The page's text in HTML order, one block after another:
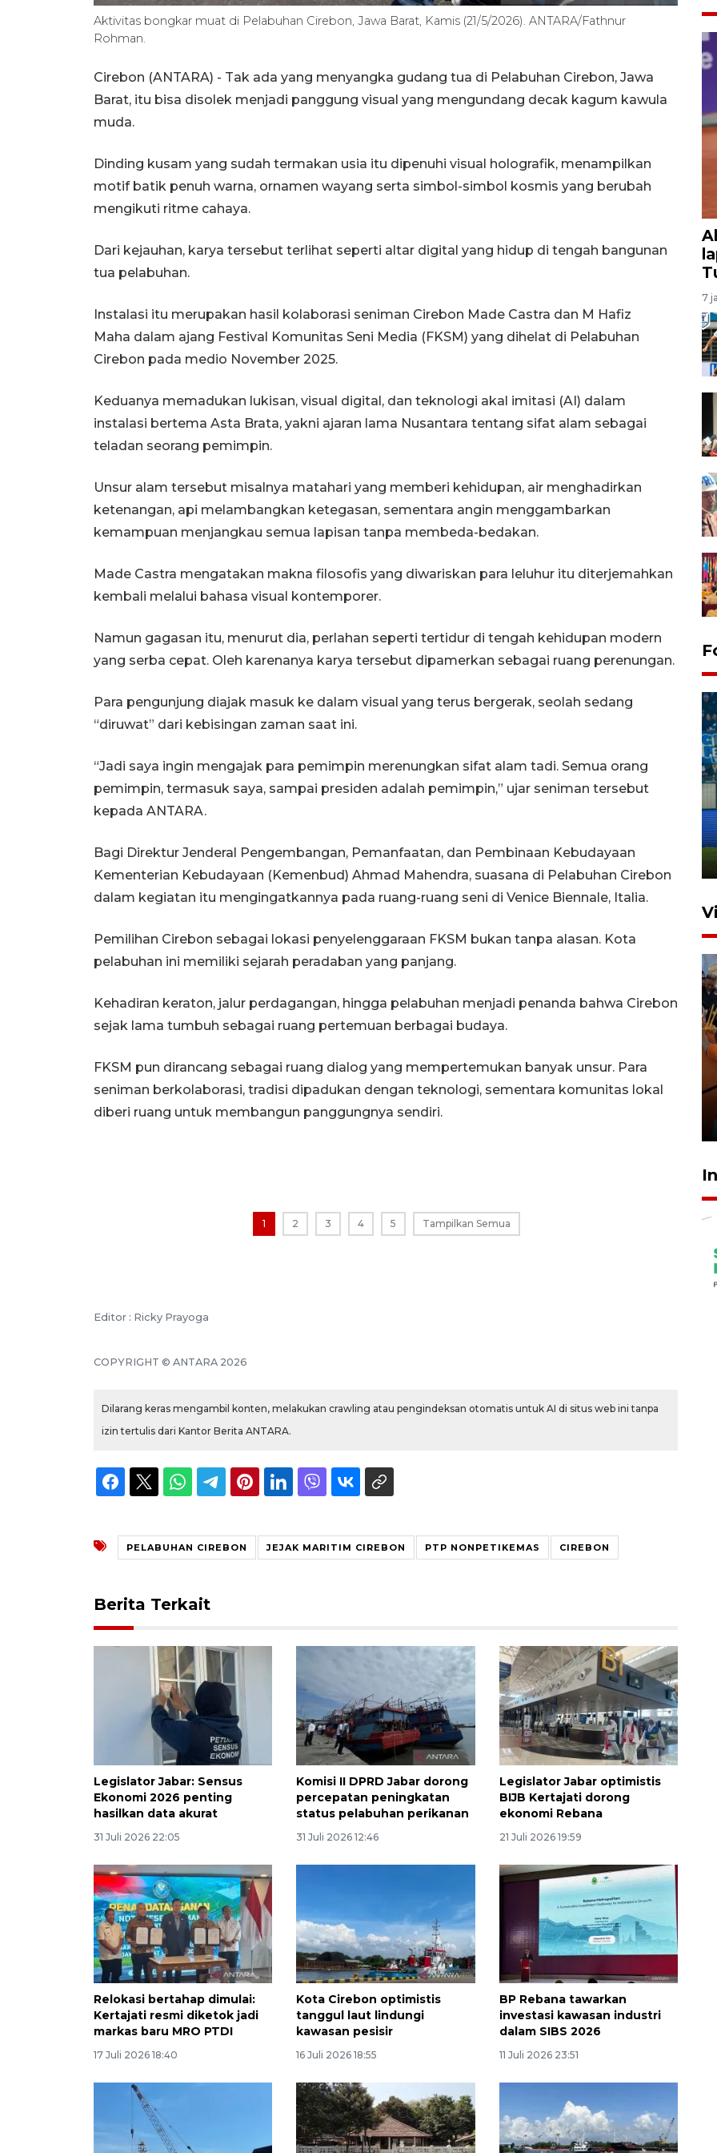
Aktivitas bongkar muat di Pelabuhan Cirebon, Jawa Barat, Kamis (21/5/2026). ANTARA/Fathnur
Rohman.
Cirebon (ANTARA) - Tak ada yang menyangka gudang tua di Pelabuhan Cirebon, Jawa
Barat, itu bisa disolek menjadi panggung visual yang mengundang decak kagum kawula
muda.
Dinding kusam yang sudah termakan usia itu dipenuhi visual holografik, menampilkan
motif batik penuh warna, ornamen wayang serta simbol-simbol kosmis yang berubah
mengikuti ritme cahaya.
Dari kejauhan, karya tersebut terlihat seperti altar digital yang hidup di tengah bangunan
tua pelabuhan.
Instalasi itu merupakan hasil kolaborasi seniman Cirebon Made Castra dan M Hafiz
Maha dalam ajang Festival Komunitas Seni Media (FKSM) yang dihelat di Pelabuhan
Cirebon pada medio November 2025.
Keduanya memadukan lukisan, visual digital, dan teknologi akal imitasi (AI) dalam
instalasi bertema Asta Brata, yakni ajaran lama Nusantara tentang sifat alam sebagai
teladan seorang pemimpin.
Unsur alam tersebut misalnya matahari yang memberi kehidupan, air menghadirkan
ketenangan, api melambangkan ketegasan, sementara angin menggambarkan
kemampuan menjangkau semua lapisan tanpa membeda-bedakan.
Made Castra mengatakan makna filosofis yang diwariskan para leluhur itu diterjemahkan
kembali melalui bahasa visual kontemporer.
Namun gagasan itu, menurut dia, perlahan seperti tertidur di tengah kehidupan modern
yang serba cepat. Oleh karenanya karya tersebut dipamerkan sebagai ruang perenungan.
Para pengunjung diajak masuk ke dalam visual yang terus bergerak, seolah sedang
“diruwat” dari kebisingan zaman saat ini.
“Jadi saya ingin mengajak para pemimpin merenungkan sifat alam tadi. Semua orang
pemimpin, termasuk saya, sampai presiden adalah pemimpin,” ujar seniman tersebut
kepada ANTARA.
Bagi Direktur Jenderal Pengembangan, Pemanfaatan, dan Pembinaan Kebudayaan
Kementerian Kebudayaan (Kemenbud) Ahmad Mahendra, suasana di Pelabuhan Cirebon
dalam kegiatan itu mengingatkannya pada ruang-ruang seni di Venice Biennale, Italia.
Pemilihan Cirebon sebagai lokasi penyelenggaraan FKSM bukan tanpa alasan. Kota
pelabuhan ini memiliki sejarah peradaban yang panjang.
Kehadiran keraton, jalur perdagangan, hingga pelabuhan menjadi penanda bahwa Cirebon
sejak lama tumbuh sebagai ruang pertemuan berbagai budaya.
FKSM pun dirancang sebagai ruang dialog yang mempertemukan banyak unsur. Para
seniman berkolaborasi, tradisi dipadukan dengan teknologi, sementara komunitas lokal
diberi ruang untuk membangun panggungnya sendiri.
1 2 3 4 5 Tampilkan Semua
Editor : Ricky Prayoga
COPYRIGHT © ANTARA 2026
Dilarang keras mengambil konten, melakukan crawling atau pengindeksan otomatis untuk AI di situs web ini tanpa
izin tertulis dari Kantor Berita ANTARA.
PELABUHAN CIREBON JEJAK MARITIM CIREBON PTP NONPETIKEMAS CIREBON
Berita Terkait
Legislator Jabar: Sensus
Ekonomi 2026 penting
hasilkan data akurat
31 Juli 2026 22:05
Komisi II DPRD Jabar dorong
percepatan peningkatan
status pelabuhan perikanan
31 Juli 2026 12:46
Legislator Jabar optimistis
BIJB Kertajati dorong
ekonomi Rebana
21 Juli 2026 19:59
Relokasi bertahap dimulai:
Kertajati resmi diketok jadi
markas baru MRO PTDI
17 Juli 2026 18:40
Kota Cirebon optimistis
tanggul laut lindungi
kawasan pesisir
16 Juli 2026 18:55
BP Rebana tawarkan
investasi kawasan industri
dalam SIBS 2026
11 Juli 2026 23:51
7
Penutupan latihan bela negara
31 Juli 2026 18:01
Taklukkan DPMM FC, Persib
amankan tiket semifinal Piala
Presiden
29 Juli 2026 01:36
132 ribu keluarga graduasi dari
kemiskinan
2026-08-07 06:45:00